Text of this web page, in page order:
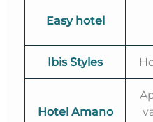
Easy hotel
Ibis Styles
Hotel Amano